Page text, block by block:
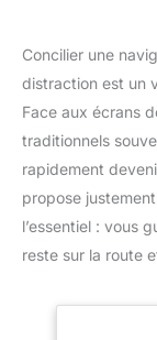
Concilier une
distraction est un
Face aux écrans
traditionnels
rapidement
propose
l’essentiel : vous
reste sur la route